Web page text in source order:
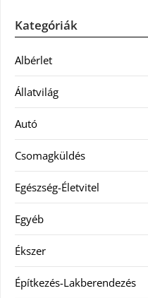
Kategóriák
Albérlet
Állatvilág
Autó
Csomagküldés
Egészség-Életvitel
Egyéb
Ékszer
Építkezés-Lakberendezés